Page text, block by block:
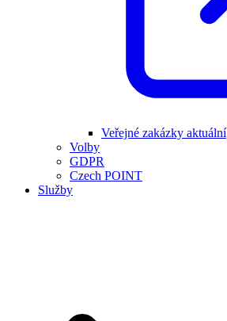
Veřejné zakázky aktuální
Volby
GDPR
Czech POINT
Služby